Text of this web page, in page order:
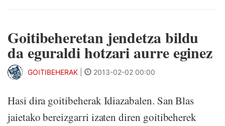
Goitibeheretan jendetza bildu
da eguraldi hotzari aurre eginez
GOITIBEHERAK 2013-02-02 00:00
Hasi dira goitibeherak Idiazabalen. San Blas
jaietako bereizgarri izaten diren goitibeherek